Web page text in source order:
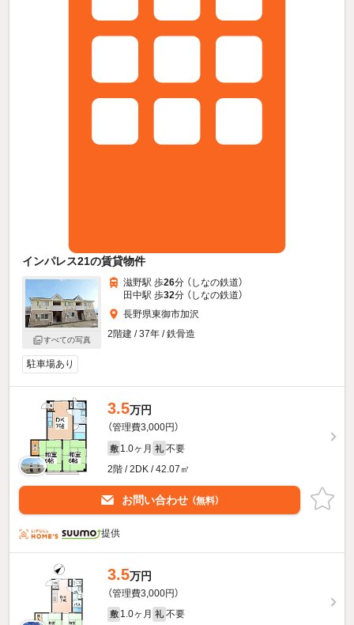
インパレス21の賃貸物件
すべての写真
滋野駅 歩26分 （しなの鉄道）
田中駅 歩32分 （しなの鉄道）
長野県東御市加沢
2階建 / 37年 / 鉄骨造
駐車場あり
3.5万円
（管理費3,000円）
敷 1.0ヶ月 礼 不要
2階 / 2DK / 42.07㎡
お問い合わせ （無料）
提供
3.5万円
（管理費3,000円）
敷 1.0ヶ月 礼 不要